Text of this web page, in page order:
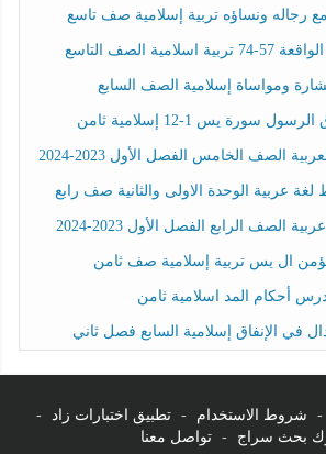
رجاله ونساؤه تربية إسلامية صف تاسع
الصف التاسع
ومواساة إسلامية الصف السابع
يس 1-12 إسلامية ثامن
الصف الخامس الفصل الأول 2023-2024
عربية الوحدة الاولى والثانية صف رابع
الصف الرابع الفصل الأول 2023-2024
ال يس تربية إسلامية صف ثامن
أحكام المد اسلامية ثامن
في الإنفاق إسلامية السابع فصل ثاني
- شروط الاستخدام - تطبيق اختبارات زاد
-
بحث سراج
- تواصل معنا